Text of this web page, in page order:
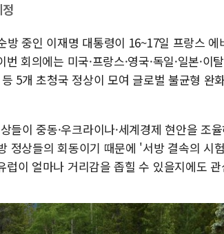
중인 이재명 대통령이 16~17일 프랑스 에
회의에는 미국·프랑스·영국·독일·일본·이
등 5개 초청국 정상이 모여 글로벌 불균형 완
들이 중동·우크라이나·세계경제 현안을 조
정상들의 회동이기 때문에 '서방 결속의 시
이 얼마나 거리감을 좁힐 수 있을지에도